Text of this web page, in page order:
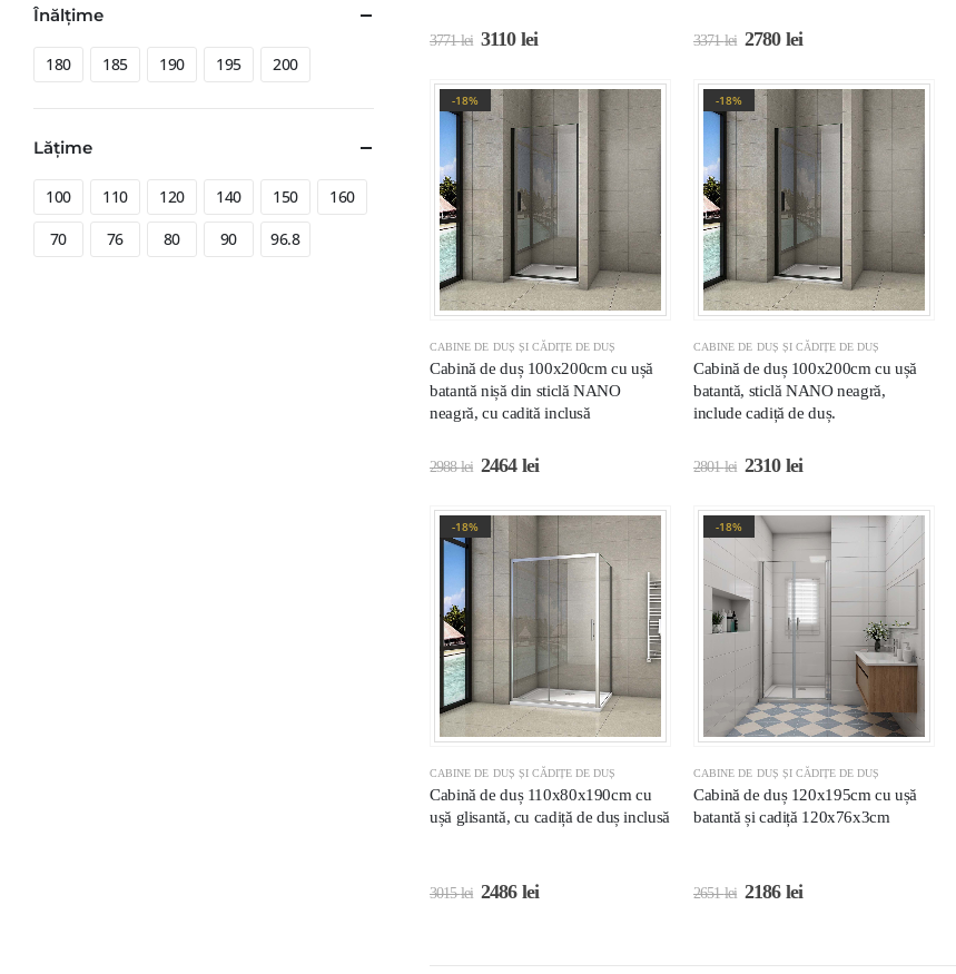
3771lei 3110 lei 3371lei 2780 lei
-18%
CABINE DE DUȘ ȘI CĂDIȚE DE DUȘ
Cabină de duș 100x200cm cu ușă
batantă nișă din sticlă NANO
neagră, cu cadită inclusă
2988lei 2464 lei
-18%
CABINE DE DUȘ ȘI CĂDIȚE DE DUȘ
Cabină de duș 100x200cm cu ușă
batantă, sticlă NANO neagră,
include cadiță de duș.
2801lei 2310 lei
-18%
CABINE DE DUȘ ȘI CĂDIȚE DE DUȘ
Cabină de duș 110x80x190cm cu
ușă glisantă, cu cadiță de duș inclusă
3015lei 2486 lei
-18%
CABINE DE DUȘ ȘI CĂDIȚE DE DUȘ
Cabină de duș 120x195cm cu ușă
batantă și cadiță 120x76x3cm
2651lei 2186 lei
Înălțime
180 185 190 195 200
Lățime
100 110 120 140 150
160
70
76 80 90 96.8